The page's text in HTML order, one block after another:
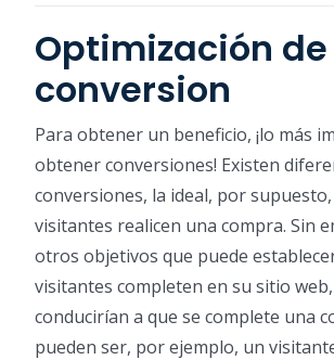
Optimización de
conversion
Para obtener un beneficio, ¡lo más
obtener conversiones! Existen
conversiones, la ideal, por
visitantes realicen una compra. Sin
otros objetivos que puede
visitantes completen en su sitio
conducirían a que se complete una
pueden ser, por ejemplo, un